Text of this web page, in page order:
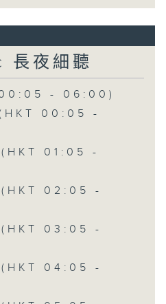
夜細聽
- 06:00)
00:05 -
01:05 -
02:05 -
03:05 -
04:05 -